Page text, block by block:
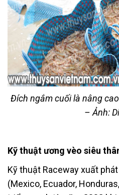
Đích ngắm cuối là nâng
– Ảnh:
Kỹ thuật ương vèo siêu
Kỹ thuật Raceway xuất
(Mexico, Ecuador,